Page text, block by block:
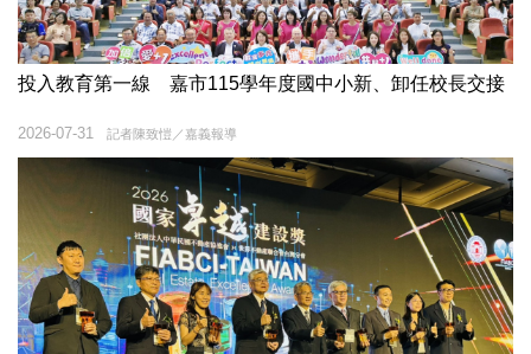
投入教育第一線 嘉市115學年度國中小新、卸任校長交接
記者陳致愷／嘉義報導
2026-07-31